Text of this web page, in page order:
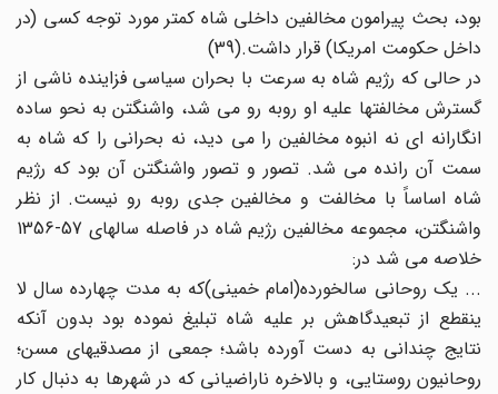
بود، بحث پیرامون مخالفین داخلی شاه کمتر مورد توجه کسی (در
داخل حکومت امریکا) قرار داشت.(39)
در حالی که رژیم شاه به سرعت با بحران سیاسی فزاینده ناشی از
گسترش مخالفتها علیه او روبه رو می شد، واشنگتن به نحو ساده
انگارانه ای نه انبوه مخالفین را می دید، نه بحرانی را که شاه به
سمت آن رانده می شد. تصور و تصور واشنگتن آن بود که رژیم
شاه اساساً با مخالفت و مخالفین جدی روبه رو نیست. از نظر
واشنگتن، مجموعه مخالفین رژیم شاه در فاصله سالهای 57-1356
خلاصه می شد در:
... یک روحانی سالخورده(امام خمینی)که به مدت چهارده سال لا
ینقطع از تبعیدگاهش بر علیه شاه تبلیغ نموده بود بدون آنکه
نتایج چندانی به دست آورده باشد؛ جمعی از مصدقیهای مسن؛
روحانیون روستایی، و بالاخره ناراضیانی که در شهرها به دنبال کار